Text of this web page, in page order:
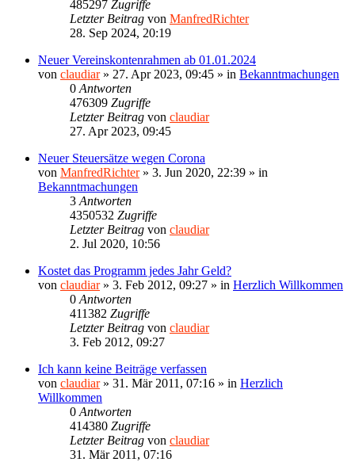
485297 Zugriffe
Letzter Beitrag von ManfredRichter
28. Sep 2024, 20:19
Neuer Vereinskontenrahmen ab 01.01.2024
von claudiar» 27. Apr 2023, 09:45 » in Bekanntmachungen
0 Antworten
476309 Zugriffe
Letzter Beitrag von claudiar
27. Apr 2023, 09:45
Neuer Steuersätze wegen Corona
von ManfredRichter» 3. Jun 2020, 22:39 » in
Bekanntmachungen
3 Antworten
4350532 Zugriffe
Letzter Beitrag von claudiar
2. Jul 2020, 10:56
Kostet das Programm jedes Jahr Geld?
von claudiar» 3. Feb 2012, 09:27 » in Herzlich Willkommen
0 Antworten
411382 Zugriffe
Letzter Beitrag von claudiar
3. Feb 2012, 09:27
Ich kann keine Beiträge verfassen
von claudiar» 31. Mär 2011, 07:16 » in Herzlich
Willkommen
0 Antworten
414380 Zugriffe
Letzter Beitrag von claudiar
31. Mär 2011, 07:16